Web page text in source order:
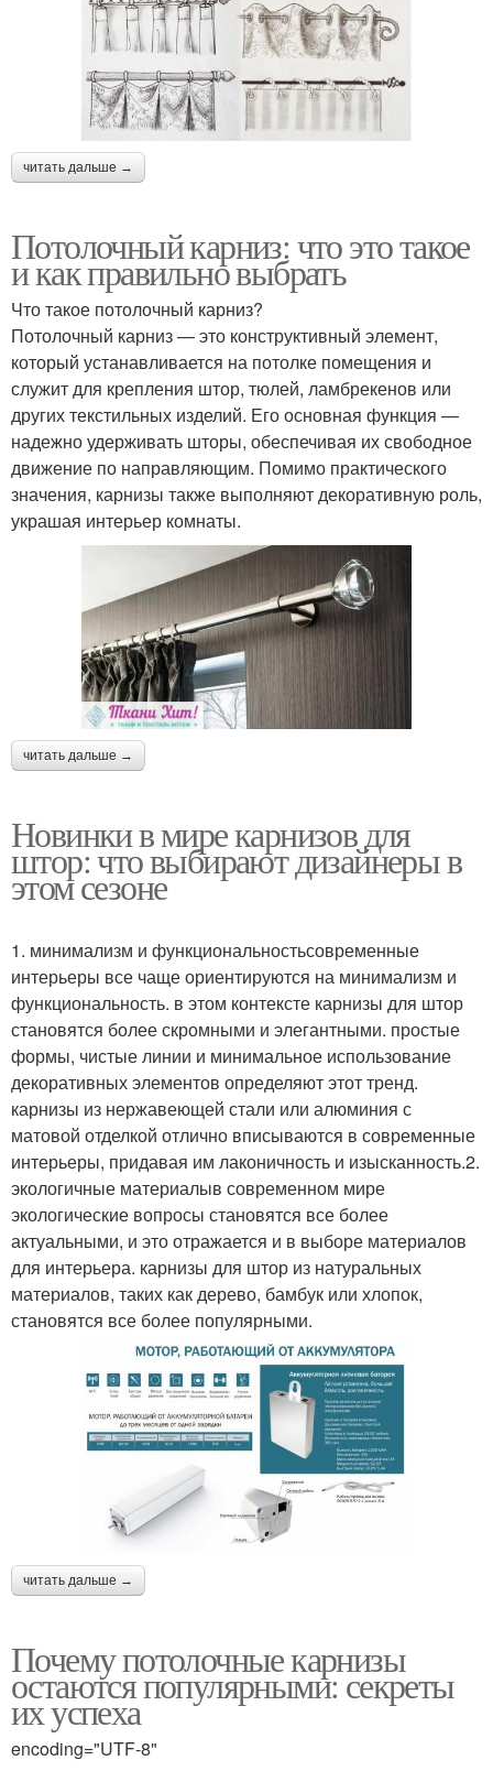
читать дальше →
Потолочный карниз: что это такое
и как правильно выбрать
Что такое потолочный карниз?
Потолочный карниз — это конструктивный элемент,
который устанавливается на потолке помещения и
служит для крепления штор, тюлей, ламбрекенов или
других текстильных изделий. Его основная функция —
надежно удерживать шторы, обеспечивая их свободное
движение по направляющим. Помимо практического
значения, карнизы также выполняют декоративную роль,
украшая интерьер комнаты.
читать дальше →
Новинки в мире карнизов для
штор: что выбирают дизайнеры в
этом сезоне
1. минимализм и функциональностьсовременные
интерьеры все чаще ориентируются на минимализм и
функциональность. в этом контексте карнизы для штор
становятся более скромными и элегантными. простые
формы, чистые линии и минимальное использование
декоративных элементов определяют этот тренд.
карнизы из нержавеющей стали или алюминия с
матовой отделкой отлично вписываются в современные
интерьеры, придавая им лаконичность и изысканность.2.
экологичные материалыв современном мире
экологические вопросы становятся все более
актуальными, и это отражается и в выборе материалов
для интерьера. карнизы для штор из натуральных
материалов, таких как дерево, бамбук или хлопок,
становятся все более популярными.
читать дальше →
Почему потолочные карнизы
остаются популярными: секреты
их успеха
encoding="UTF-8"